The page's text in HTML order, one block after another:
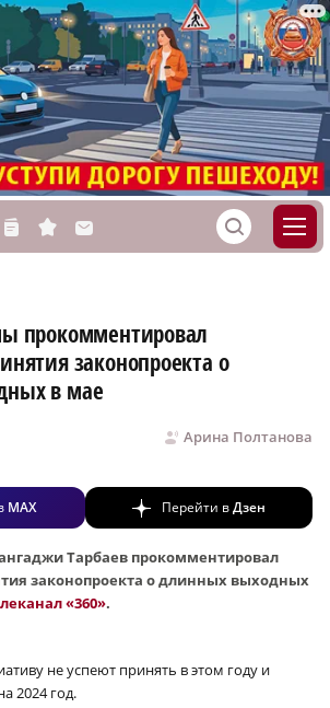
n s M S
прокомментировал
законопроекта о
в мае
Арина Полтанова
MAX Перейти вДзен
Тарбаев прокомментировал
законопроекта о длинных выходных
«360».
не успеют принять в этом году и
2024 год.